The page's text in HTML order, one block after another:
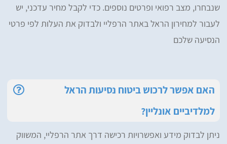
שנבחרו, מצב רפואי ופרטים נוספים. כדי לקבל מחיר עדכני, יש
לעבור למחירון הראל באתר הרפליי ולבדוק את העלות לפי פרטי
הנסיעה שלכם
האם אפשר לרכוש ביטוח נסיעות הראל
למלדיביים אונליין?
ניתן לבדוק מידע ואפשרויות רכישה דרך אתר הרפליי, המשווק